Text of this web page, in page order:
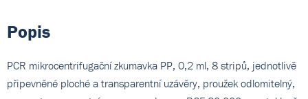
Popis
PCR mikrocentrifugační zkumavka PP, 0,2 ml, 8 stripů, jednotlivě
připevněné ploché a transparentní uzávěry, proužek odlomitelný,